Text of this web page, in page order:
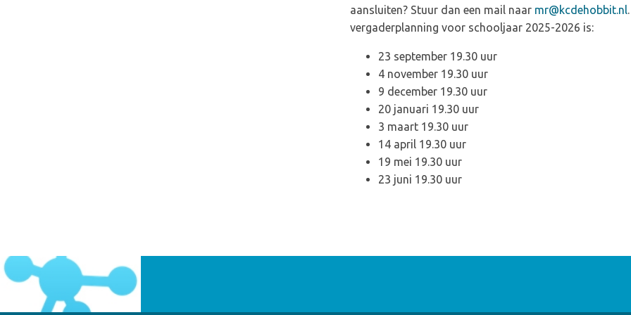
aansluiten? Stuur dan een mail naar mr@kcdehobbit.nl
vergaderplanning voor schooljaar 2025-2026 is:
23 september 19.30 uur
4 november 19.30 uur
9 december 19.30 uur
20 januari 19.30 uur
3 maart 19.30 uur
14 april 19.30 uur
19 mei 19.30 uur
23 juni 19.30 uur